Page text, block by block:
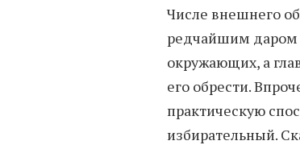
Числе внешнего
редчайшим даром
окружающих, а
его обрести.
практическую
избирательный.